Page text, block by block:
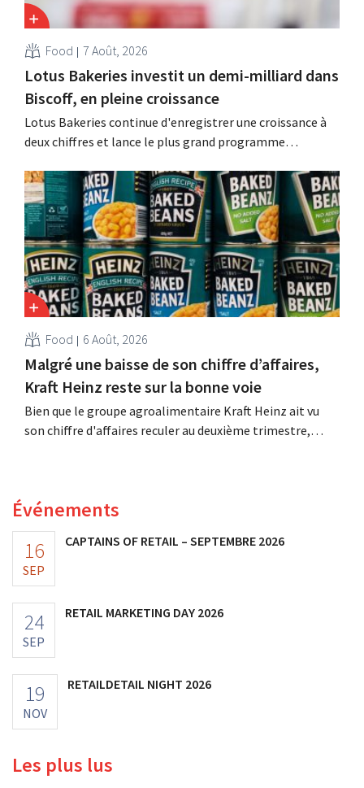
Food 7 Août, 2026
Lotus Bakeries investit un demi-milliard dans
Biscoff, en pleine croissance
Lotus Bakeries continue d'enregistrer une croissance à
deux chiffres et lance le plus grand programme
capacité de production de Biscoff : « Nous devons saisir
cette opportunité ».
Food 6 Août, 2026
Malgré une baisse de son chiffre d’affaires,
Kraft Heinz reste sur la bonne voie
Bien que le groupe agroalimentaire Kraft Heinz ait vu
son chiffre d'affaires reculer au deuxième trimestre,
Événements
16
SEP
CAPTAINS OF RETAIL – SEPTEMBRE 2026
24
SEP
RETAIL MARKETING DAY 2026
19
NOV
RETAILDETAIL NIGHT 2026
Les plus lus